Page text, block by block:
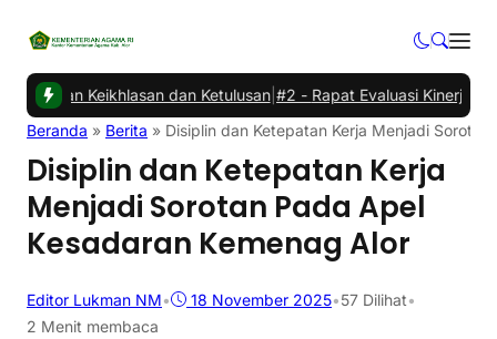
Keikhlasan dan Ketulusan|#2 -Rapat Evaluasi Kinerja dan
Beranda » Berita » Disiplin dan Ketepatan Kerja Menjadi
Disiplin dan Ketepatan Kerja
Menjadi Sorotan Pada Apel
Kesadaran Kemenag Alor
Editor Lukman NM• 18 November 2025•57 Dilihat•
2 Menit membaca